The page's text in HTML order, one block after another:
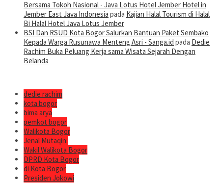
Bersama Tokoh Nasional - Java Lotus Hotel Jember Hotel in
Jember East Java Indonesia pada Kajian Halal Tourism di Halal
Bi Halal Hotel Java Lotus Jember
BSI Dan RSUD Kota Bogor Salurkan Bantuan Paket Sembako
Kepada Warga Rusunawa Menteng Asri - Sanga.id pada Dedie
Rachim Buka Peluang Kerja sama Wisata Sejarah Dengan
Belanda
dedie rachim
kota bogor
bima arya
pemkot bogor
Walikota Bogor
Jenal Mutaqin:
Wakil Walikota Bogor
DPRD Kota Bogor
di Kota Bogor
Presiden Jokowi